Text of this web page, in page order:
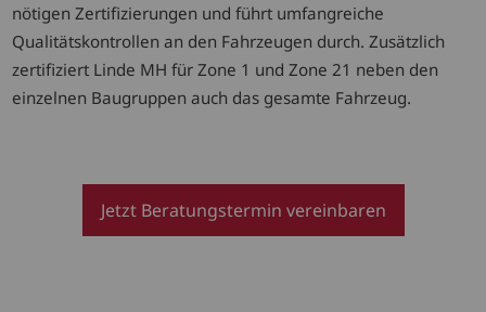
nötigen Zertifizierungen und führt umfangreiche
Qualitätskontrollen an den Fahrzeugen durch. Zusätzlich
zertifiziert Linde MH für Zone 1 und Zone 21 neben den
einzelnen Baugruppen auch das gesamte Fahrzeug.
Jetzt Beratungstermin vereinbaren